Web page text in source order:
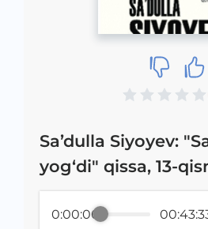
Sa’dulla Siyoyev:
yog‘di" qissa, 13-
0:00:00